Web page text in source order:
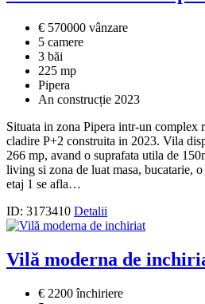
€ 570000 vânzare
5 camere
3 băi
225 mp
Pipera
An construcție 2023
Situata in zona Pipera intr-un complex
cladire P+2 construita in 2023. Vila
266 mp, avand o suprafata utila de
living si zona de luat masa, bucatarie,
etaj 1 se afla…
ID: 3173410 Detalii
Vilă moderna de
€ 2200 închiriere